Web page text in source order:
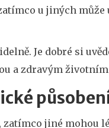
u jiných
Je dobré si
a zdravým
jiné mohou